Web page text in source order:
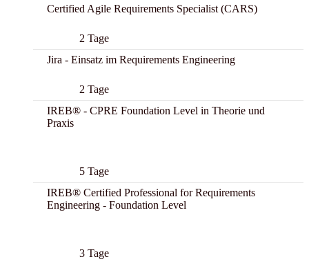
Certified Agile Requirements Specialist (CARS)
2 Tage
Jira - Einsatz im Requirements Engineering
2 Tage
IREB® - CPRE Foundation Level in Theorie und
Praxis
5 Tage
IREB® Certified Professional for Requirements
Engineering - Foundation Level
3 Tage